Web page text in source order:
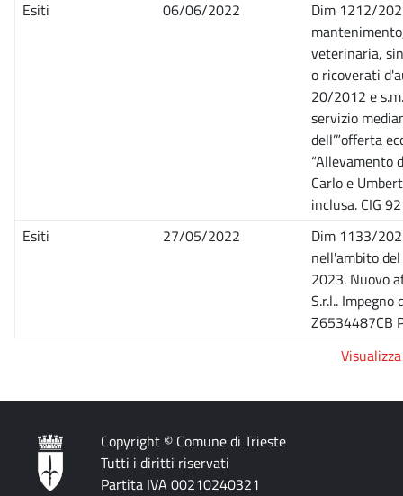
Esiti
06/06/2022
Dim 1212/
veterinaria,
o ricoverati
20/2012 e
servizio
dell’”offerta
“Allevamento
Carlo e
inclusa. CIG
Esiti
27/05/2022
Dim 1133/
nell'ambito
2023. Nuovo
S.r.l..
Z6534487CB
Copyright © Comune di Trieste
Tutti i diritti riservati
Partita IVA 00210240321